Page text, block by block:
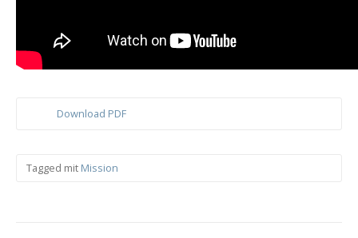
Download PDF
Tagged mit Mission